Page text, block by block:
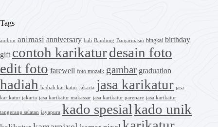
Tags
ambon animasi anniversary bali Bandung Banjarmasin bingkai birthday
gift contoh karikaturdesain foto
edit foto farewell foto mozaik gambar graduation
hadiah hadiah karikatur jakarta jasa karikatur jasa
karikatur jakarta jasa karikatur makassar jasa karikatur parepare jasa karikatur
tangerang selatan jayapura kado spesialkado unik